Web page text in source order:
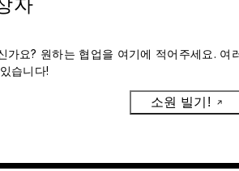
가요? 원하는 협업을 여기에 적어주세요. 여
습니다!
소원 빌기!